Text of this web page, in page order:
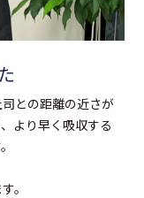
との距離の近さが
より早く吸収する
。